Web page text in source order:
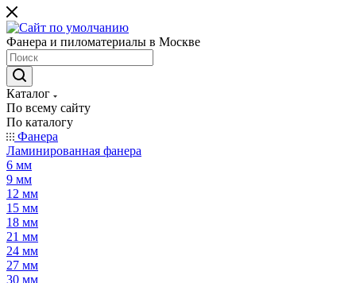
Фанера и пиломатериалы в Москве
Каталог
По всему сайту
По каталогу
Фанера
Ламинированная фанера
6 мм
9 мм
12 мм
15 мм
18 мм
21 мм
24 мм
27 мм
30 мм